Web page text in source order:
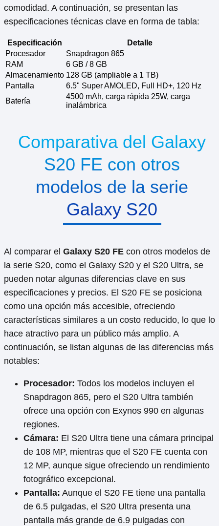
comodidad. A continuación, se presentan las
especificaciones técnicas clave en forma de tabla:
Especificación
Detalle
Procesador
Snapdragon 865
RAM
6 GB / 8 GB
Almacenamiento 128 GB (ampliable a 1 TB)
Pantalla
6.5" Super AMOLED, Full HD+, 120 Hz
Batería
4500 mAh, carga rápida 25W, carga
inalámbrica
Comparativa del Galaxy
S20 FE con otros
modelos de la serie
Galaxy S20
Al comparar el Galaxy S20 FE con otros modelos de
la serie S20, como el Galaxy S20 y el S20 Ultra, se
pueden notar algunas diferencias clave en sus
especificaciones y precios. El S20 FE se posiciona
como una opción más accesible, ofreciendo
características similares a un costo reducido, lo que lo
hace atractivo para un público más amplio. A
continuación, se listan algunas de las diferencias más
notables:
Procesador: Todos los modelos incluyen el
Snapdragon 865, pero el S20 Ultra también
ofrece una opción con Exynos 990 en algunas
regiones.
Cámara: El S20 Ultra tiene una cámara principal
de 108 MP, mientras que el S20 FE cuenta con
12 MP, aunque sigue ofreciendo un rendimiento
fotográfico excepcional.
Pantalla: Aunque el S20 FE tiene una pantalla
de 6.5 pulgadas, el S20 Ultra presenta una
pantalla más grande de 6.9 pulgadas con